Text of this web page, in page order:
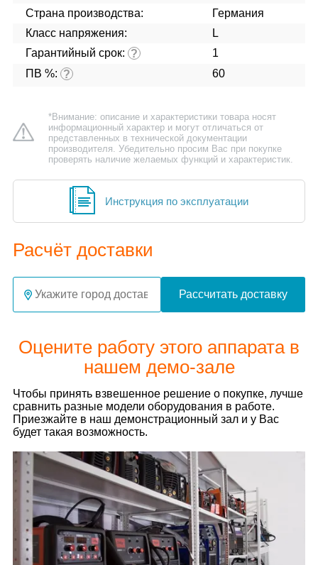
Страна производства:
Германия
Класс напряжения:
L
Гарантийный срок: ?
1
ПВ %: ? 60
*Внимание: описание и характеристики товара носят
информационный характер и могут отличаться от
представленных в технической документации
производителя. Убедительно просим Вас при покупке
проверять наличие желаемых функций и характеристик.
Инструкция по эксплуатации
Расчёт доставки
Рассчитать доставку
Оцените работу этого аппарата в
нашем демо-зале
Чтобы принять взвешенное решение о покупке, лучше
сравнить разные модели оборудования в работе.
Приезжайте в наш демонстрационный зал и у Вас
будет такая возможность.